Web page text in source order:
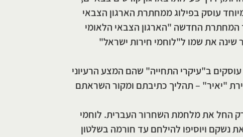
עוסק בפילוג ממחתרת הארגון הצבאי
המחתרת החדשה "הארגון הצבאי הלאומי
שינה את שמו ל"לוחמי חירות ישראל"
ב"עיקרי התחייה" שהם המצע הרעיוני
"יאיר" – תהליך כתיבתם ומקור השראתם
החל את מלחמת השחרור העברית. לוחמי
נשקם ויוסיפו להילחם עד חורמה בשלטון